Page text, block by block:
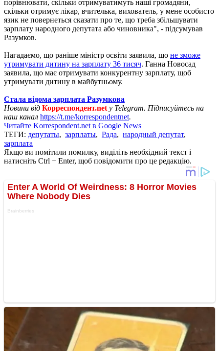
порівнювати, скільки отримуватимуть наші громадяни,
скільки отримує лікар, вчителька, вихователь, у мене особисто
язик не повернеться сказати про те, що треба збільшувати
зарплату народного депутата або чиновника", - підсумував
Разумков.
Нагадаємо, що раніше міністр освіти заявила, що не зможе
утримувати дитину на зарплату 36 тисяч. Ганна Новосад
заявила, що має отримувати конкурентну зарплату, щоб
утримувати дитину в майбутньому.
Стала відома зарплата Разумкова
Новини від Корреспондент.net у Telegram. Підписуйтесь на
наш канал https://t.me/korrespondentnet.
Читайте Korrespondent.net в Google News
ТЕГИ: депутаты, зарплаты, Рада, народный депутат,
зарплата
Якщо ви помітили помилку, виділіть необхідний текст і
натисніть Ctrl + Enter, щоб повідомити про це редакцію.